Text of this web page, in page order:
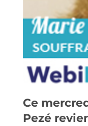
Ce
Pezé